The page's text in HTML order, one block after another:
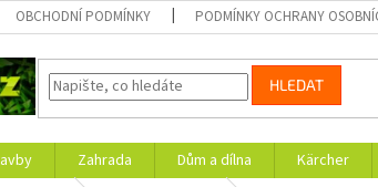
OBCHODNÍ PODMÍNKY PODMÍNKY OCHRANY
HLEDAT
Zahrada Dům a dílna Kärcher